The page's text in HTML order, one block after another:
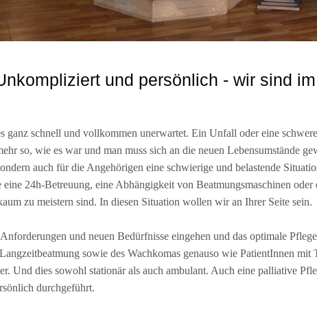
und persönlich - wir sind
ganz schnell und vollkommen unerwartet. Ein Unfall oder eine
so, wie es war und man muss sich an die neuen Lebensumstände
auch für die Angehörigen eine schwierige und belastende
24h-Betreuung, eine Abhängigkeit von Beatmungsmaschinen
zu meistern sind. In diesen Situation wollen wir an Ihrer Seite sein.
und neuen Bedürfnisse eingehen und das optimale
sowie des Wachkomas genauso wie PatientInnen mit
Und dies sowohl stationär als auch ambulant. Auch eine palliative
durchgeführt.